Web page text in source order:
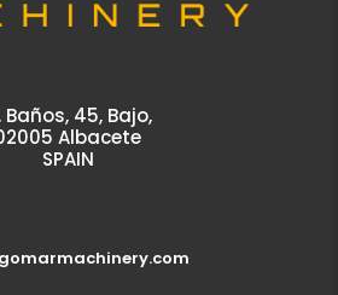
Baños, 45, Bajo,
Albacete
SPAIN